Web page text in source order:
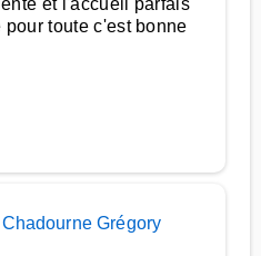
et l'accueil parfais
toute c'est bonne
Chadourne Grégory